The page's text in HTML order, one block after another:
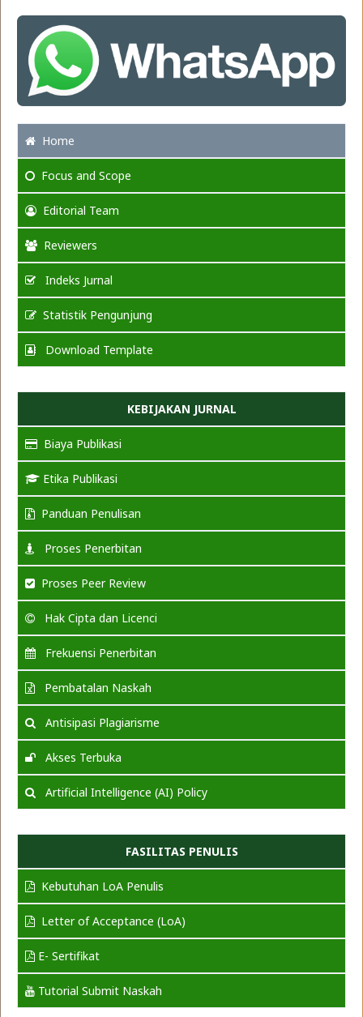
Home
Focus and Scope
Editorial Team
Reviewers
Indeks Jurnal
Statistik Pengunjung
Download Template
KEBIJAKAN JURNAL
Biaya Publikasi
Etika Publikasi
Panduan Penulisan
Proses Penerbitan
Proses Peer Review
Hak Cipta dan Licenci
Frekuensi Penerbitan
Pembatalan Naskah
Antisipasi Plagiarisme
Akses Terbuka
Artificial Intelligence (AI) Policy
FASILITAS PENULIS
Kebutuhan LoA Penulis
Letter of Acceptance (LoA)
E- Sertifikat
Tutorial Submit Naskah